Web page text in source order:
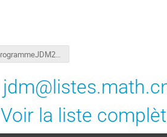
programmeJDM2020.pdf
Voir la liste